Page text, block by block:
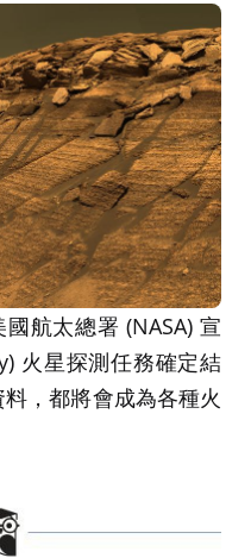
航太總署 (NASA) 宣
火星探測任務確定結
，都將會成為各種火